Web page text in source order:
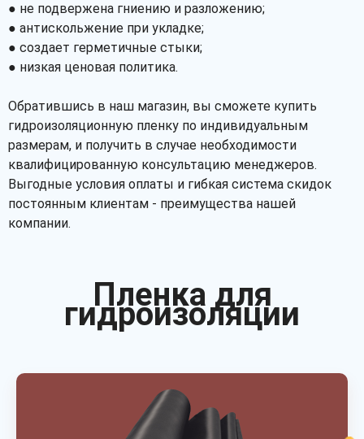
● не подвержена гниению и разложению;
● антискольжение при укладке;
● создает герметичные стыки;
● низкая ценовая политика.
Обратившись в наш магазин, вы сможете купить
гидроизоляционную пленку по индивидуальным
размерам, и получить в случае необходимости
квалифицированную консультацию менеджеров.
Выгодные условия оплаты и гибкая система скидок
постоянным клиентам - преимущества нашей
компании.
Пленка для
гидроизоляции